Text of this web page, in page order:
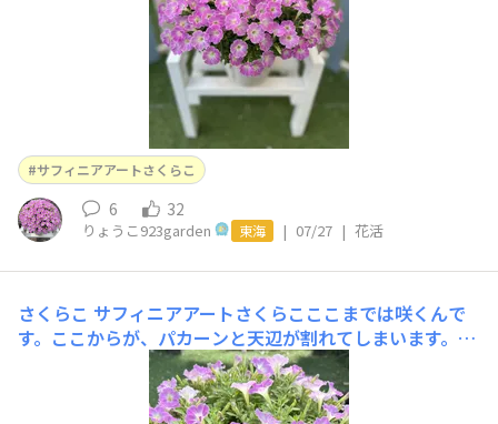
サフィニアアートさくらこ
6 32
りょうこ923garden 東海 | 07/27 | 花活
さくらこ サフィニアアートさくらこここまでは咲くんで
す。ここからが、パカーンと天辺が割れてしまいます。肥